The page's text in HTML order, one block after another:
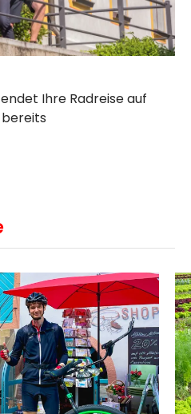
Ihre Radreise auf
bereits